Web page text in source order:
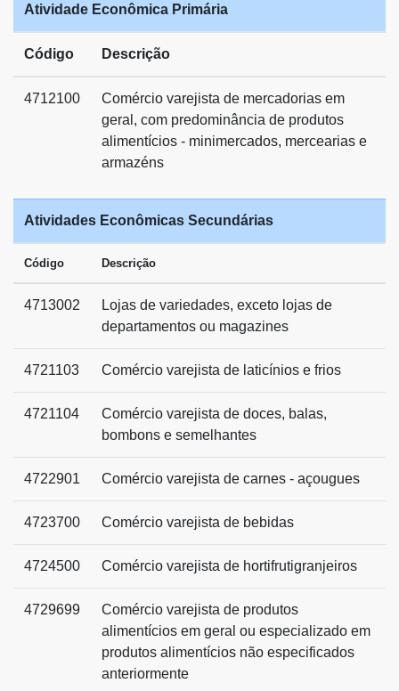
Atividade Econômica Primária
Código Descrição
4712100
Comércio varejista de mercadorias em
geral, com predominância de produtos
alimentícios - minimercados, mercearias e
armazéns
Atividades Econômicas Secundárias
Código Descrição
4713002
Lojas de variedades, exceto lojas de
departamentos ou magazines
4721103 Comércio varejista de laticínios e frios
4721104
Comércio varejista de doces, balas,
bombons e semelhantes
4722901 Comércio varejista de carnes - açougues
4723700 Comércio varejista de bebidas
4724500 Comércio varejista de hortifrutigranjeiros
4729699
Comércio varejista de produtos
alimentícios em geral ou especializado em
produtos alimentícios não especificados
anteriormente